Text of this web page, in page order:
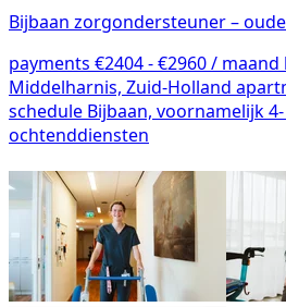
Bijbaan zorgondersteuner –
payments €2404 - €2960 / maand
Middelharnis, Zuid-Holland
schedule Bijbaan, voornamelijk
ochtenddiensten